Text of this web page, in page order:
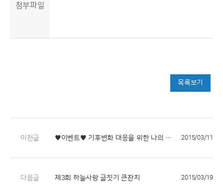
첨부파일
목록보기
이전글 ♥이벤트♥ 기후변화 대응을 위한 나의 실천은? 2015/03/11
다음글 제3회 하늘사랑 글짓기 큰잔치 2015/03/19